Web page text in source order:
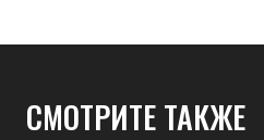
СМОТРИТЕ ТАКЖЕ